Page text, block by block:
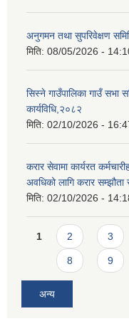
अनुगमन तथा सुपरिवेक्षण
मिति: 08/05/2026 -
सिस्ने गाउँपालिका गाउँ सभा
कार्यविधि,२०८२
मिति: 02/10/2026 -
करार सेवामा कार्यरत
अवधिको लागि करार
मिति: 02/10/2026 -
Pages
1 2 3
8 9
अन्य